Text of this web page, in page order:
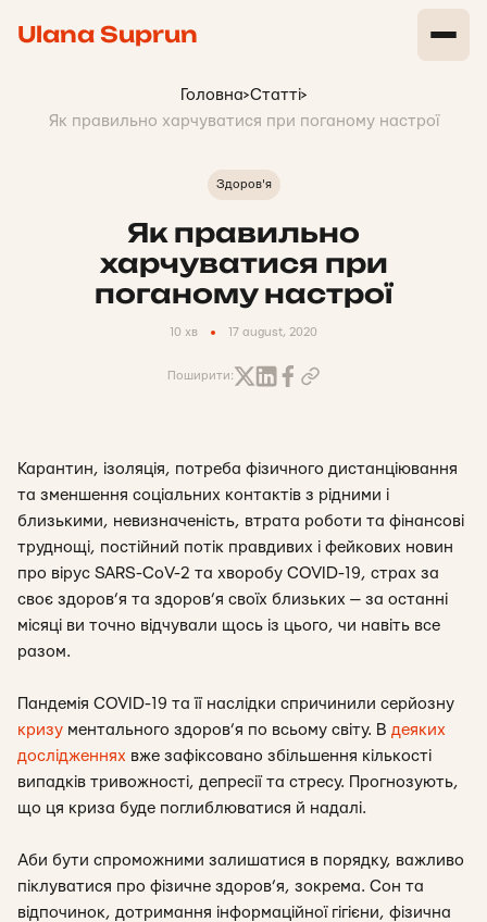
Ulana Suprun
Головна>Статті>
Як правильно харчуватися при поганому настрої
Здоров'я
Як правильно
харчуватися при
поганому настрої
10 хв 17 august, 2020
Поширити:
Карантин, ізоляція, потреба фізичного дистанціювання
та зменшення соціальних контактів з рідними і
близькими, невизначеність, втрата роботи та фінансові
труднощі, постійний потік правдивих і фейкових новин
про вірус SARS-CoV-2 та хворобу COVID-19, страх за
своє здоров’я та здоров’я своїх близьких — за останні
місяці ви точно відчували щось із цього, чи навіть все
разом.
Пандемія COVID-19 та її наслідки спричинили серйозну
кризу ментального здоров’я по всьому світу. В деяких
дослідженнях вже зафіксовано збільшення кількості
випадків тривожності, депресії та стресу. Прогнозують,
що ця криза буде поглиблюватися й надалі.
Аби бути спроможними залишатися в порядку, важливо
піклуватися про фізичне здоров’я, зокрема. Сон та
відпочинок, дотримання інформаційної гігієни, фізична